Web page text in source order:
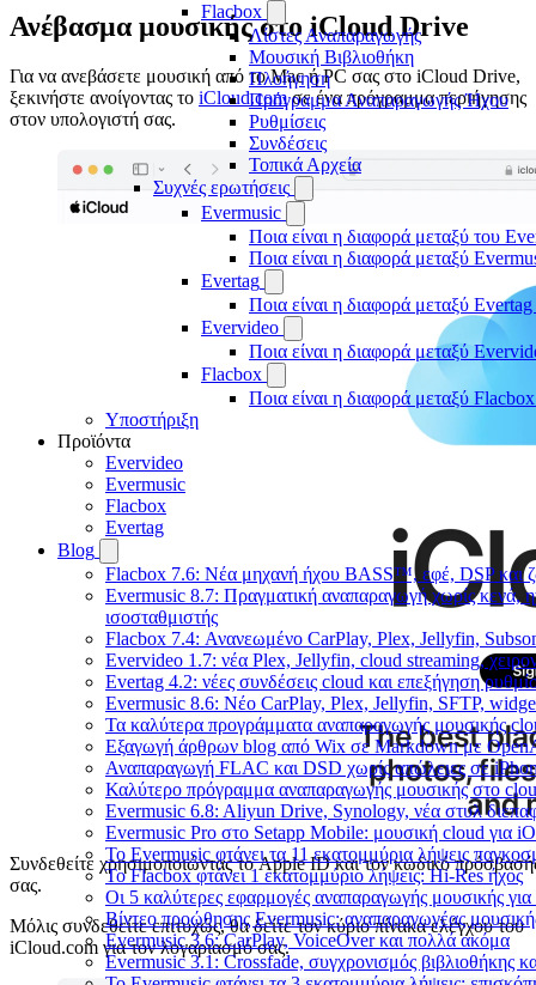
Flacbox
Λίστες Αναπαραγωγής
Μουσική Βιβλιοθήκη
Πλοήγηση
Πρόγραμμα Αναπαραγωγής Ήχου
Ρυθμίσεις
Συνδέσεις
Τοπικά Αρχεία
Συχνές ερωτήσεις
Evermusic
Ποια είναι η διαφορά μεταξύ του
Ποια είναι η διαφορά μεταξύ
Evertag
Ποια είναι η διαφορά μεταξύ
Evervideo
Ποια είναι η διαφορά μεταξύ
Flacbox
Ποια είναι η διαφορά μεταξύ
Υποστήριξη
Προϊόντα
Evervideo
Evermusic
Flacbox
Evertag
Blog
Flacbox 7.6: Νέα μηχανή ήχου BASS™, εφέ, DSP και
Evermusic 8.7: Πραγματική αναπαραγωγή χωρίς κενά,
ισοσταθμιστής
Flacbox 7.4: Ανανεωμένο CarPlay, Plex, Jellyfin,
Evervideo 1.7: νέα Plex, Jellyfin, cloud streaming,
Evertag 4.2: νέες συνδέσεις cloud και επεξήγηση
Evermusic 8.6: Νέο CarPlay, Plex, Jellyfin, SFTP,
Τα καλύτερα προγράμματα αναπαραγωγής μουσικής
Εξαγωγή άρθρων blog από Wix σε Markdown με
Αναπαραγωγή FLAC και DSD χωρίς απώλειες σε
Καλύτερο πρόγραμμα αναπαραγωγής μουσικής στο
Evermusic 6.8: Aliyun Drive, Synology, νέα στυλ
Evermusic Pro στο Setapp Mobile: μουσική cloud για
Το Evermusic φτάνει τα 11 εκατομμύρια λήψεις
Το Flacbox φτάνει 1 εκατομμύριο λήψεις: Hi-Res ήχος
Οι 5 καλύτερες εφαρμογές αναπαραγωγής μουσικής
Βίντεο προώθησης Evermusic: αναπαραγωγέας
Evermusic 3.6: CarPlay, VoiceOver και πολλά ακόμα
Evermusic 3.1: Crossfade, συγχρονισμός βιβλιοθήκης
Ανέβασμα μουσικής στο iCloud Drive
Για να ανεβάσετε μουσική από το Mac ή PC σας στο iCloud Drive,
ξεκινήστε ανοίγοντας το iCloud.comσε ένα πρόγραμμα περιήγησης
στον υπολογιστή σας.
Συνδεθείτε χρησιμοποιώντας το Apple ID και τον κωδικό
σας.
Μόλις συνδεθείτε επιτυχώς, θα δείτε τον κύριο πίνακα ελέγχου του
iCloud.com για τον λογαριασμό σας.